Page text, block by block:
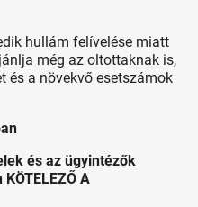
hullám felívelése miatt
még az oltottaknak is,
és a növekvő esetszámok
és az ügyintézők
A